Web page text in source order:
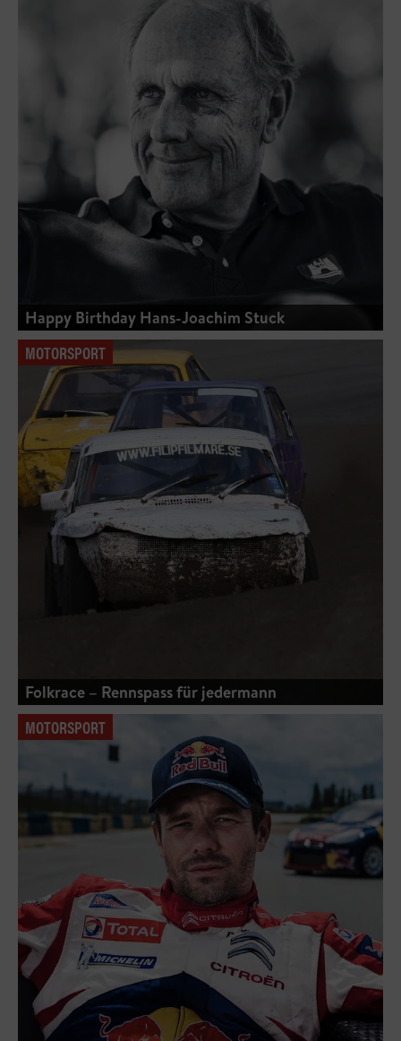
Happy Birthday Hans-Joachim Stuck
MOTORSPORT
Folkrace – Rennspass für jedermann
MOTORSPORT